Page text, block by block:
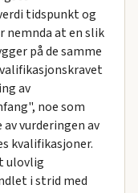
tidspunkt og
nemnda at en slik
på de samme
av
noe som
vurderingen av
kvalifikasjoner.
ulovlig
i strid med